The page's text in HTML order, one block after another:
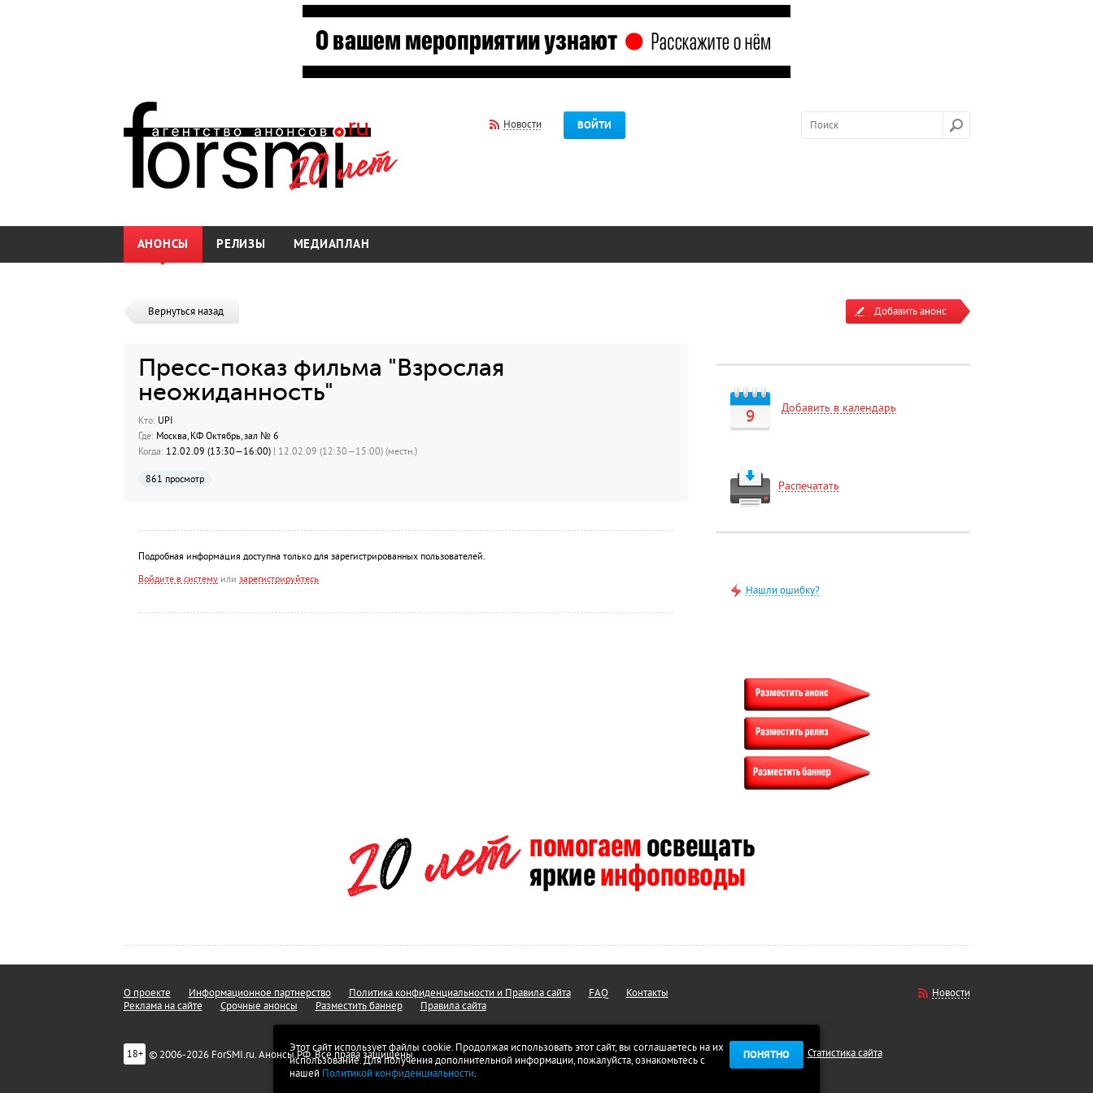
Новости ВОЙТИ
АНОНСЫ РЕЛИЗЫ МЕДИАПЛАН
Вернуться назад
Пресс-показ фильма "Взрослая
неожиданность"
Кто:UPI
Где:Москва, КФ Октябрь, зал № 6
Когда:12.02.09 (13:30—16:00) | 12.02.09 (12:30—15:00) (местн.)
861 просмотр
Подробная информация доступна только для зарегистрированных пользователей.
Войдите в системуили зарегистрируйтесь
Добавить анонс
9 Добавить в календарь
Распечатать
Нашли ошибку?
Этот сайт использует файлы cookie. Продолжая использовать этот сайт, вы соглашаетесь на их
использование. Для получения дополнительной информации, пожалуйста, ознакомьтесь с
нашей Политикой конфиденциальности.
ПОНЯТНО
О проекте Информационное партнерство Политика конфиденциальности и Правила сайта FAQ
Контакты
Реклама на сайте
Срочные анонсы Разместить баннер Правила сайта
18+ © 2006-2026 ForSMI.ru. Анонсы.РФ. Все права защищены.
Новости
Статистика сайта